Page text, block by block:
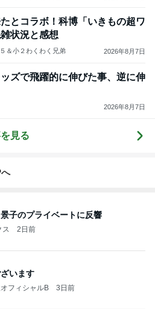
とコラボ！科博「いきもの超ワ
状況と感想
＆小２わくわく兄弟 2026年8月7日
ッズで飛躍的に伸びた事、逆に伸
2026年8月7日
見る
景子のプライベートに反響
ス 2日前
います
フィシャルB 3日前